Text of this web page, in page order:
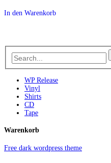
In den Warenkorb
WP Release
Vinyl
Shirts
CD
Tape
Warenkorb
Free dark wordpress theme